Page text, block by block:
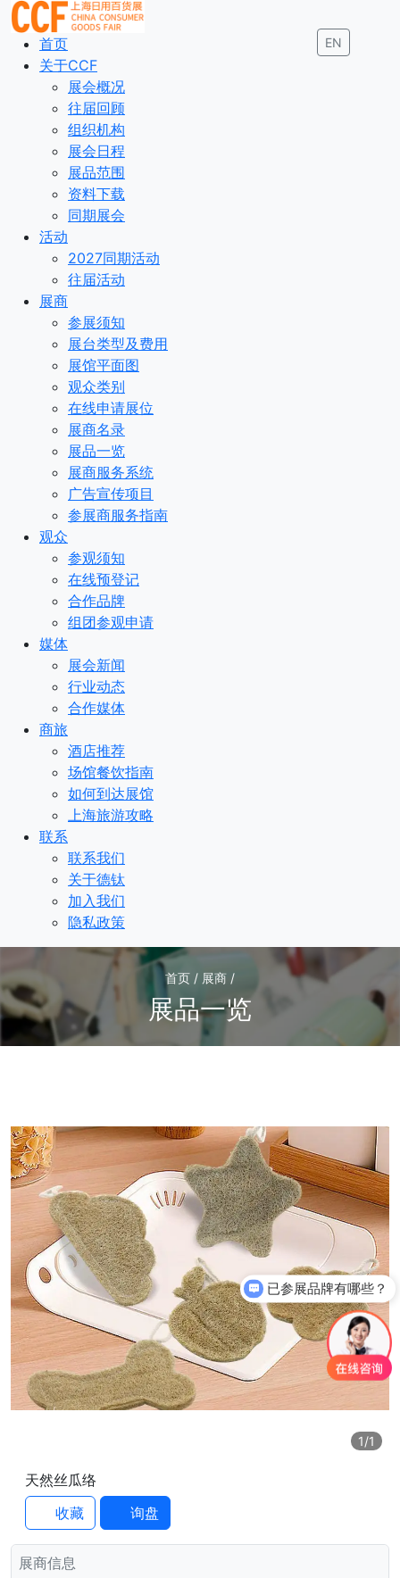
EN
首页
关于CCF
展会概况
往届回顾
组织机构
展会日程
展品范围
资料下载
同期展会
活动
2027同期活动
往届活动
展商
参展须知
展台类型及费用
展馆平面图
观众类别
在线申请展位
展商名录
展品一览
展商服务系统
广告宣传项目
参展商服务指南
观众
参观须知
在线预登记
合作品牌
组团参观申请
媒体
展会新闻
行业动态
合作媒体
商旅
酒店推荐
场馆餐饮指南
如何到达展馆
上海旅游攻略
联系
联系我们
关于德钛
加入我们
隐私政策
首页 / 展商 /
展品一览
1/1
天然丝瓜络
收藏
询盘
展商信息
已参展品牌有哪些？